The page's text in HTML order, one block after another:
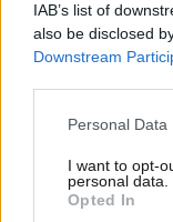
IAB’s list of
also be disclosed
Downstream
Please note that
not limited to your
grant or deny
use your data for
Personal
I want to opt-
personal data.
Opted In
Ανοιξιάτικη
προορισμό για το
να σε ταξιδέψει!